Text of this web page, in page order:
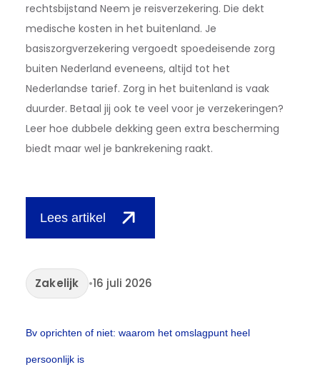
rechtsbijstand Neem je reisverzekering. Die dekt
medische kosten in het buitenland. Je
basiszorgverzekering vergoedt spoedeisende zorg
buiten Nederland eveneens, altijd tot het
Nederlandse tarief. Zorg in het buitenland is vaak
duurder. Betaal jij ook te veel voor je verzekeringen?
Leer hoe dubbele dekking geen extra bescherming
biedt maar wel je bankrekening raakt.
Lees artikel
Zakelijk •16 juli 2026
Bv oprichten of niet: waarom het omslagpunt heel
persoonlijk is